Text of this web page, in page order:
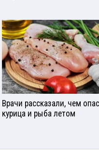
Врачи рассказали, чем
курица и рыба летом